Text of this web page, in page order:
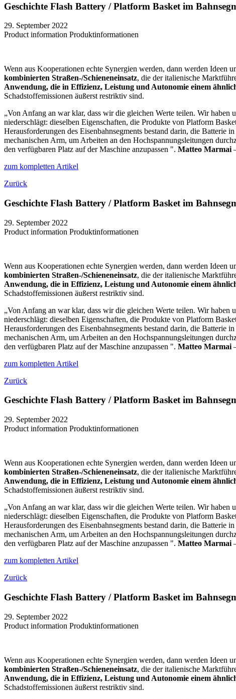
Geschichte Flash Battery / Platform Basket im
29. September 2022
Product information Produktinformationen
Wenn aus Kooperationen echte Synergien werden, dann werden Ideen
kombinierten Straßen-/Schieneneinsatz, die der italienische
Anwendung, die in Effizienz, Leistung und Autonomie einem
Schadstoffemissionen äußerst restriktiv sind.
„Von Anfang an war klar, dass wir die gleichen Werte teilen. Wir
niederschlägt: dieselben Eigenschaften, die Produkte von Platform
Herausforderungen des Eisenbahnsegments bestand darin, die Batterie
mechanischen Arm, um Arbeiten an den Hochspannungsleitungen
den verfügbaren Platz auf der Maschine anzupassen ". Matteo Marmai
zum kompletten Artikel
Zurück
Geschichte Flash Battery / Platform Basket im
29. September 2022
Product information Produktinformationen
Wenn aus Kooperationen echte Synergien werden, dann werden Ideen
kombinierten Straßen-/Schieneneinsatz, die der italienische
Anwendung, die in Effizienz, Leistung und Autonomie einem
Schadstoffemissionen äußerst restriktiv sind.
„Von Anfang an war klar, dass wir die gleichen Werte teilen. Wir
niederschlägt: dieselben Eigenschaften, die Produkte von Platform
Herausforderungen des Eisenbahnsegments bestand darin, die Batterie
mechanischen Arm, um Arbeiten an den Hochspannungsleitungen
den verfügbaren Platz auf der Maschine anzupassen ". Matteo Marmai
zum kompletten Artikel
Zurück
Geschichte Flash Battery / Platform Basket im
29. September 2022
Product information Produktinformationen
Wenn aus Kooperationen echte Synergien werden, dann werden Ideen
kombinierten Straßen-/Schieneneinsatz, die der italienische
Anwendung, die in Effizienz, Leistung und Autonomie einem
Schadstoffemissionen äußerst restriktiv sind.
„Von Anfang an war klar, dass wir die gleichen Werte teilen. Wir
niederschlägt: dieselben Eigenschaften, die Produkte von Platform
Herausforderungen des Eisenbahnsegments bestand darin, die Batterie
mechanischen Arm, um Arbeiten an den Hochspannungsleitungen
den verfügbaren Platz auf der Maschine anzupassen ". Matteo Marmai
zum kompletten Artikel
Zurück
Geschichte Flash Battery / Platform Basket im
29. September 2022
Product information Produktinformationen
Wenn aus Kooperationen echte Synergien werden, dann werden Ideen
kombinierten Straßen-/Schieneneinsatz, die der italienische
Anwendung, die in Effizienz, Leistung und Autonomie einem
Schadstoffemissionen äußerst restriktiv sind.